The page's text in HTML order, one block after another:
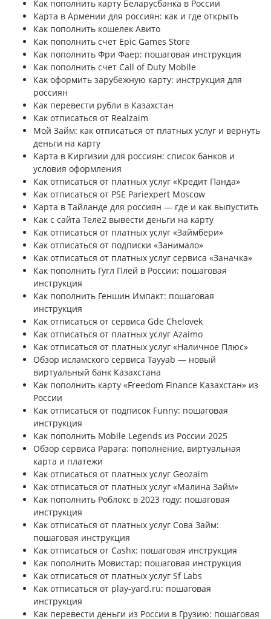
Как пополнить карту Беларусбанка в России
Карта в Армении для россиян: как и где открыть
Как пополнить кошелек Авито
Как пополнить счет Epic Games Store
Как пополнить Фри Фаер: пошаговая инструкция
Как пополнить счет Call of Duty Mobile
Как оформить зарубежную карту: инструкция для
россиян
Как перевести рубли в Казахстан
Как отписаться от Realzaim
Мой Займ: как отписаться от платных услуг и вернуть
деньги на карту
Карта в Киргизии для россиян: список банков и
условия оформления
Как отписаться от платных услуг «Кредит Панда»
Как отписаться от PSE Pariexpert Moscow
Карта в Тайланде для россиян — где и как выпустить
Как с сайта Теле2 вывести деньги на карту
Как отписаться от платных услуг «Займбери»
Как отписаться от подписки «Занимало»
Как отписаться от платных услуг сервиса «Заначка»
Как пополнить Гугл Плей в России: пошаговая
инструкция
Как пополнить Геншин Импакт: пошаговая
инструкция
Как отписаться от сервиса Gde Chelovek
Как отписаться от платных услуг Azaimo
Как отписаться от платных услуг «Наличное Плюс»
Обзор исламского сервиса Tayyab — новый
виртуальный банк Казахстана
Как пополнить карту «Freedom Finance Казахстан» из
России
Как отписаться от подписок Funny: пошаговая
инструкция
Как пополнить Mobile Legends из России 2025
Обзор сервиса Papara: пополнение, виртуальная
карта и платежи
Как отписаться от платных услуг Geozaim
Как отписаться от платных услуг «Малина Займ»
Как пополнить Роблокс в 2023 году: пошаговая
инструкция
Как отписаться от платных услуг Сова Займ:
пошаговая инструкция
Как отписаться от Cashx: пошаговая инструкция
Как пополнить Мовистар: пошаговая инструкция
Как отписаться от платных услуг Sf Labs
Как отписаться от play-yard.ru: пошаговая
инструкция
Как перевести деньги из России в Грузию: пошаговая